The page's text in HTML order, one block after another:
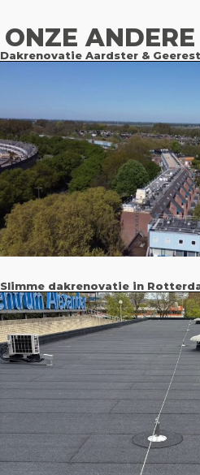
ONZE
Dakrenovatie Aardster &
Slimme dakrenovatie in